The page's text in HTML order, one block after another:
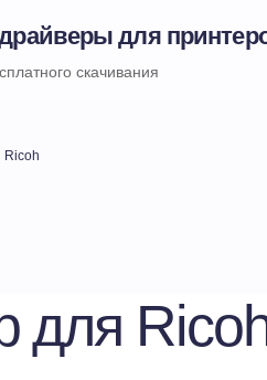
для
скачивания
Ricoh
для